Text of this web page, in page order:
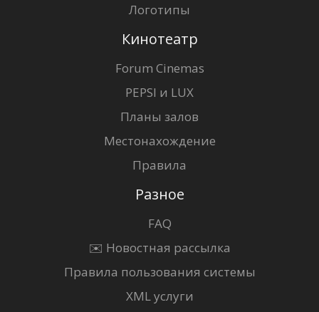
Логотипы
Кинотеатр
Forum Cinemas
PEPSI и LUX
Планы залов
Местонахождение
Правила
Разное
FAQ
✉️ Новостная рассылка
Правила пользования системы
XML услуги